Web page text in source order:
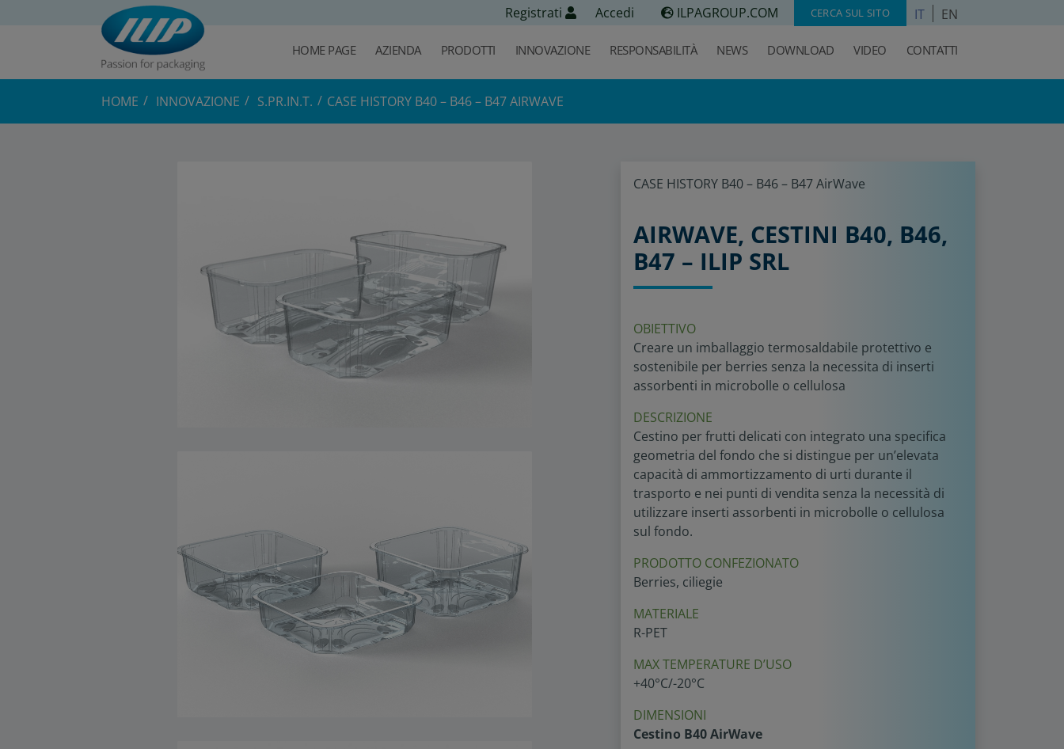
IT EN
CERCA SUL SITO
ILPAGROUP.COM
Registrati Accedi
HOME PAGE AZIENDA PRODOTTI INNOVAZIONE RESPONSABILITÀ NEWS DOWNLOAD VIDEO CONTATTI
HOME INNOVAZIONE S.PR.IN.T. CASE HISTORY B40 – B46 – B47 AIRWAVE
CASE HISTORY B40 – B46 – B47 AirWave
AIRWAVE, CESTINI B40, B46,
B47 – ILIP SRL
OBIETTIVO
Creare un imballaggio termosaldabile protettivo e
sostenibile per berries senza la necessita di inserti
assorbenti in microbolle o cellulosa
DESCRIZIONE
Cestino per frutti delicati con integrato una specifica
geometria del fondo che si distingue per un’elevata
capacità di ammortizzamento di urti durante il
trasporto e nei punti di vendita senza la necessità di
utilizzare inserti assorbenti in microbolle o cellulosa
sul fondo.
PRODOTTO CONFEZIONATO
Berries, ciliegie
MATERIALE
R-PET
MAX TEMPERATURE D’USO
+40°C/-20°C
DIMENSIONI
Cestino B40 AirWave